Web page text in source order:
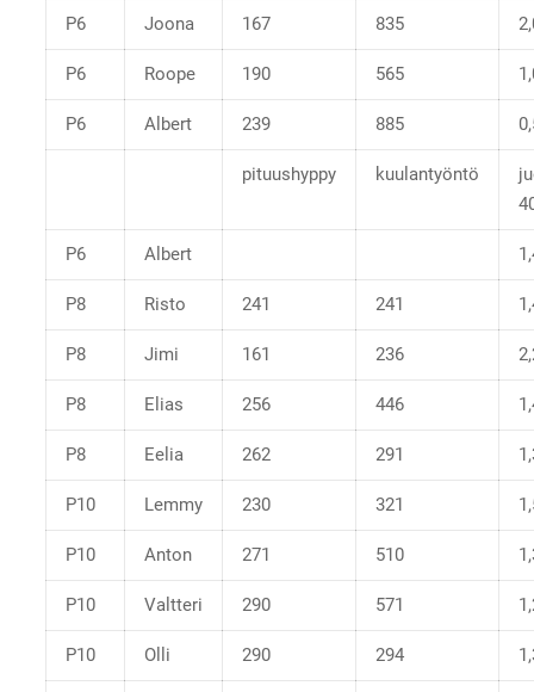
P6 Joona 167 835
P6 Roope 190 565
P6 Albert 239 885
pituushyppy kuulantyöntö
P6 Albert
P8 Risto 241 241
P8 Jimi 161 236
P8 Elias 256 446
P8 Eelia 262 291
P10 Lemmy 230 321
P10 Anton 271 510
P10 Valtteri 290 571
P10 Olli 290 294